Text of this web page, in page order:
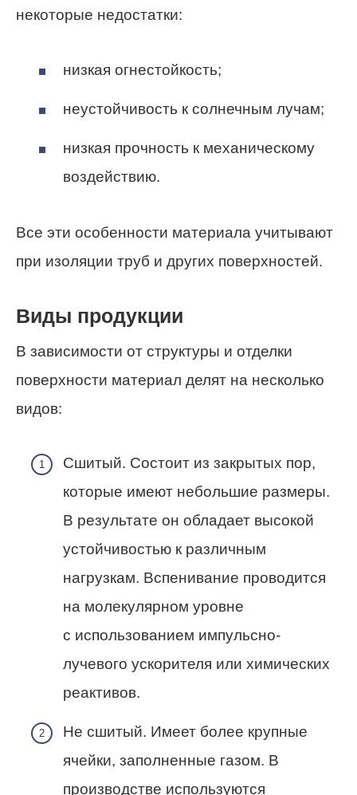
некоторые недостатки:
низкая огнестойкость;
неустойчивость к солнечным лучам;
низкая прочность к механическому
воздействию.
Все эти особенности материала учитывают
при изоляции труб и других поверхностей.
Виды продукции
В зависимости от структуры и отделки
поверхности материал делят на несколько
видов:
Сшитый. Состоит из закрытых пор,
которые имеют небольшие размеры.
В результате он обладает высокой
устойчивостью к различным
нагрузкам. Вспенивание проводится
на молекулярном уровне
с использованием импульсно-
лучевого ускорителя или химических
реактивов.
Не сшитый. Имеет более крупные
ячейки, заполненные газом. В
производстве используются